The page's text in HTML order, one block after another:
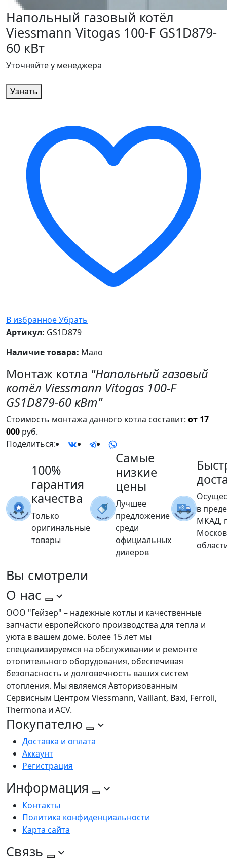
Напольный газовый котёл
Viessmann Vitogas 100-F GS1D879-
60 кВт
Уточняйте у менеджера
Узнать
В избранноеУбрать
Артикул: GS1D879
Наличие товара: Мало
Монтаж котла "Напольный газовый
котёл Viessmann Vitogas 100-F
GS1D879-60 кВт"
Стоимость монтажа данного котла составит: от 17
000 руб.
Поделиться:
100%
гарантия
качества
Только
оригинальные
товары
Самые
низкие
цены
Лучшее
предложение
среди
официальных
дилеров
в
МКАД,
Вы смотрели
О нас
ООО "Гейзер" – надежные котлы и качественные
запчасти европейского производства для тепла и
уюта в вашем доме. Более 15 лет мы
специализируемся на обслуживании и ремонте
отопительного оборудования, обеспечивая
безопасность и долговечность ваших систем
отопления. Мы являемся Авторизованным
Сервисным Центром Viessmann, Vaillant, Baxi, Ferroli,
Thermona и ACV.
Покупателю
Доставка и оплата
Аккаунт
Регистрация
Информация
Контакты
Политика конфиденциальности
Карта сайта
Связь